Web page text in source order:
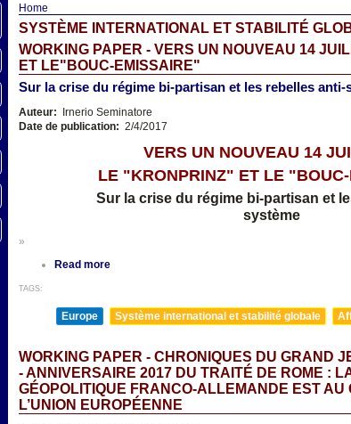
Home
SYSTÈME INTERNATIONAL ET STABILITÉ
WORKING PAPER - VERS UN NOUVEAU 14
ET LE"BOUC-EMISSAIRE"
Sur la crise du régime bi-partisan et les rebelles anti-
Auteur: Irnerio Seminatore
Date de publication: 2/4/2017
VERS UN NOUVEAU 14
LE "KRONPRINZ" ET LE
Sur la crise du régime bi-partisan et
système
»
Read more
TAGS:
Europe Système international et stabilité globale
WORKING PAPER - CHRONIQUES DU GRAND
- ANNIVERSAIRE 2017 DU TRAITÉ DE ROME :
GÉOPOLITIQUE FRANCO-ALLEMANDE EST
L’UNION EUROPÉENNE